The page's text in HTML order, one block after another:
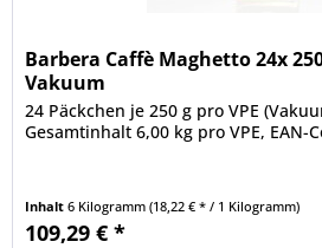
Barbera Caffè Maghetto 24x
Vakuum
24 Päckchen je 250 g pro VPE
Gesamtinhalt 6,00 kg pro VPE, EAN-
Inhalt6 Kilogramm(18,22 € * / 1 Kilogramm)
109,29 € *